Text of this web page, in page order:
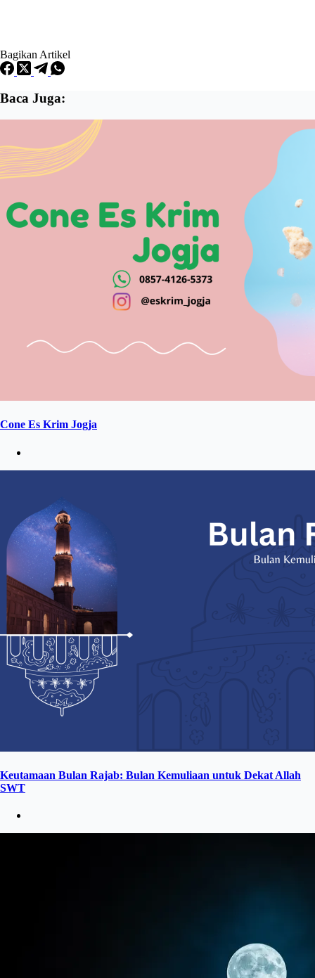
Bagikan Artikel
Baca Juga:
Cone Es Krim Jogja
Keutamaan Bulan Rajab: Bulan Kemuliaan untuk Dekat Allah
SWT